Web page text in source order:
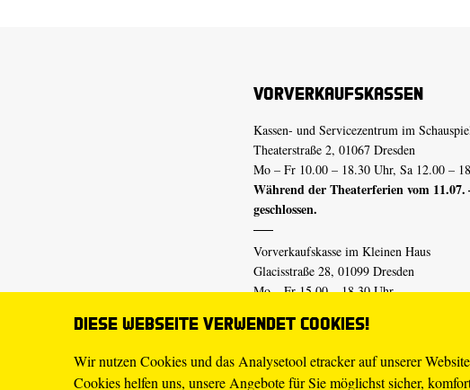
Diese Webseite verwendet Cookies!
Wir nutzen Cookies und das Analysetool etracker auf unserer
Cookies helfen uns, unsere Angebote für Sie möglichst sicher,
Vorverkaufskassen
Kassen- und Servicezentrum im
Theaterstraße 2, 01067 Dresden
Mo – Fr 10.00 – 18.30 Uhr, Sa 12.00 –
Während der Theaterferien vom 11.07.
geschlossen.
Vorverkaufskasse im Kleinen Haus
Glacisstraße 28, 01099 Dresden
Mo – Fr 15.00 – 18.30 Uhr
geschlossen.